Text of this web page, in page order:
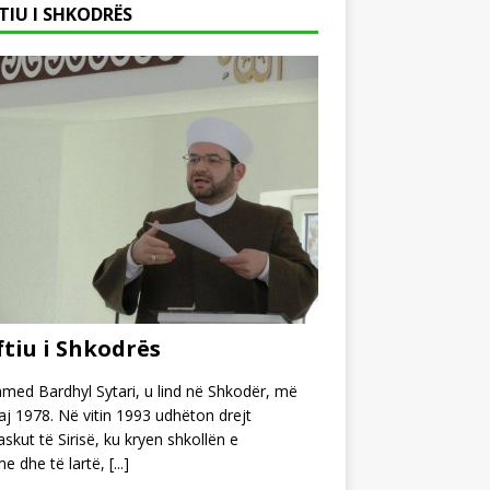
I SHKODRËS
i Shkodrës
Bardhyl Sytari, u lind në Shkodër, më
1978. Në vitin 1993 udhëton drejt
të Sirisë, ku kryen shkollën e
dhe të lartë, [...]